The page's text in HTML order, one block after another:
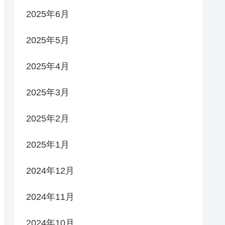
2025年6月
2025年5月
2025年4月
2025年3月
2025年2月
2025年1月
2024年12月
2024年11月
2024年10月